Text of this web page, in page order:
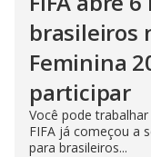
brasileiros
Feminina
participar
Você pode
FIFA já começou a
para brasileiros...